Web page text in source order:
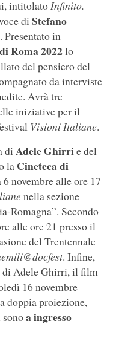
intitolatoInfinito.
di Stefano
. Presentato in
Roma 2022lo
del pensiero del
da interviste
Avrà tre
iniziative per il
Visioni Italiane.
di Adele Ghirrie del
la Cineteca di
6 novembre alle ore 17
nella sezione
Romagna”. Secondo
alle ore 21 presso il
del Trentennale
. Infine,
di Adele Ghirri, il film
16 novembre
doppia proiezione,
a ingresso